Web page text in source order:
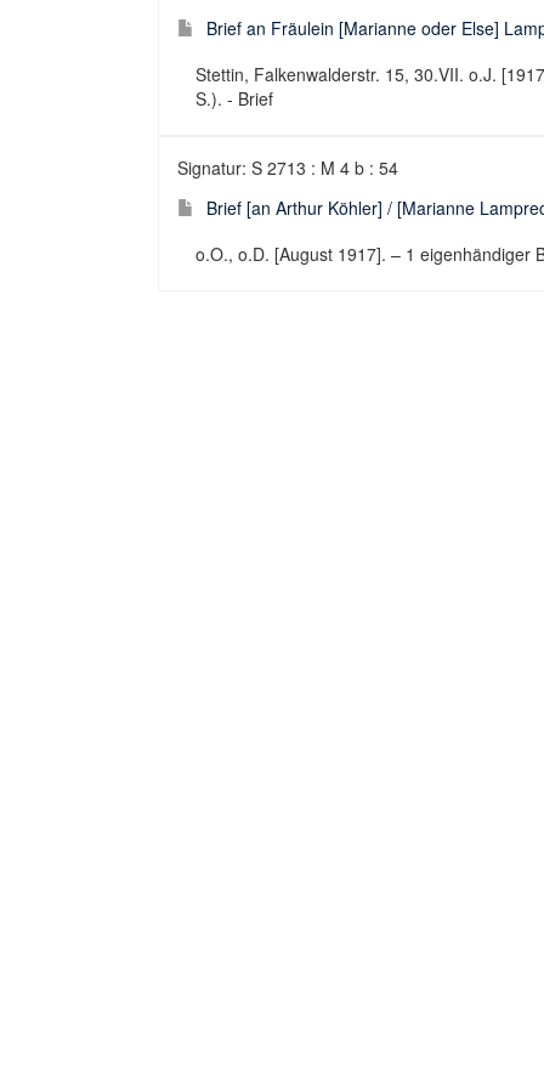
Brief an Fräulein [Marianne oder Else]
Stettin, Falkenwalderstr. 15, 30.VII. o.J.
S.). - Brief
Signatur: S 2713 : M 4 b : 54
Brief [an Arthur Köhler] / [Marianne
o.O., o.D. [August 1917]. – 1 eigenhändiger